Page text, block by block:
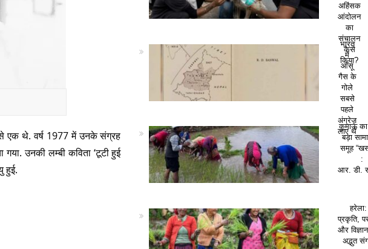
से एक थे. वर्ष 1977 में उनके संग्रह
उनकी लम्बी कविता ‘टूटी हुई
हुई.
अहिंसक
आंदोलन
का
संचालन
कैसे
किया?
भारत
में
आँसू
गैस के
गोले
सबसे
पहले
अंग्रेज़
लाए थे
कुमाऊं
बड़ा
समूह
:
आर. डी.
हरेला:
प्रकृति,
और
अद्भुत